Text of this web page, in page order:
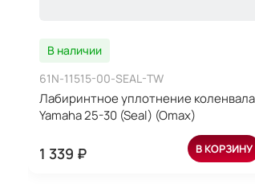
В наличии
61N-11515-00-SEAL-TW
Лабиринтное уплотнение коленвала
Yamaha 25-30 (Seal) (Omax)
1 339 ₽ В КОРЗИНУ